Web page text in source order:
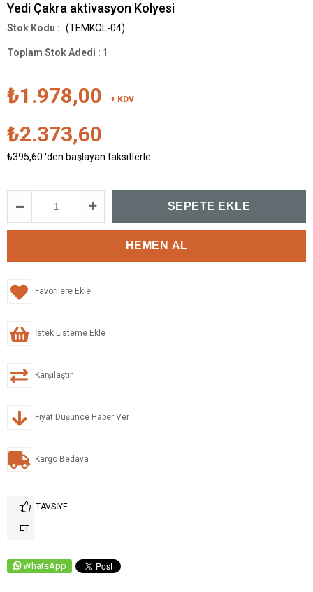
Yedi Çakra aktivasyon Kolyesi
(TEMKOL-04)
Toplam Stok Adedi : 1
₺1.978,00 + KDV
₺2.373,60
₺395,60 'den başlayan taksitlerle
Favorilere Ekle
İstek Listeme Ekle
Karşılaştır
Fiyat Düşünce Haber Ver
Kargo Bedava
TAVSIYE
ET
WhatsApp